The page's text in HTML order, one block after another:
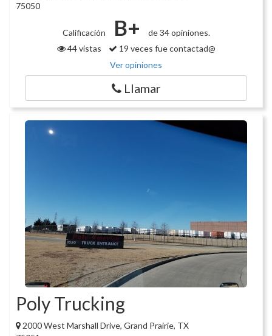
75050
Calificación B+
de 34 opiniones.
44 vistas
19 veces fue contactad@
Ver opiniones
Llamar
Poly Trucking
2000 West Marshall Drive, Grand Prairie, TX